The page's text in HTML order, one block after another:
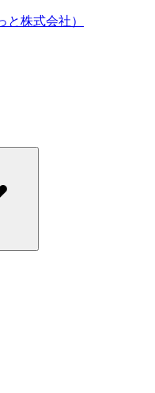
と株式会社）